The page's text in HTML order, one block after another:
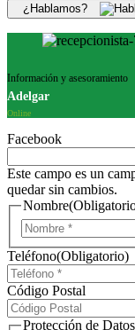
¿Hablamos?
Información y asesoramiento
Adelgar
Online
Facebook
Este campo es un
quedar sin cambios.
Nombre
Teléfono(Obligatorio)
Código Postal
Protección de Datos